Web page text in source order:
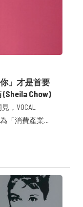
」才是首要
Chow)
，VOCAL
「消費產業趨
研團隊專擅的
正式開拓第三
並由公關顧問
「金融服務」